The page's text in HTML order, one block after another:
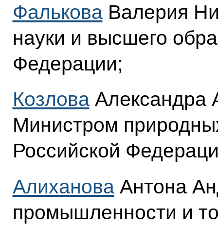
ФальковаВалерия
науки и высшего
Федерации;
КозловаАлександра
Министром
Российской
АлихановаАнтона
промышленности и